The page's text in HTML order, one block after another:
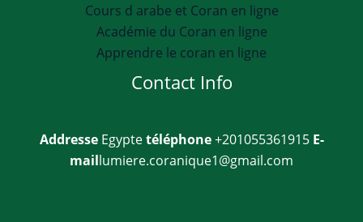
Cours d arabe et Coran en ligne
Académie du Coran en ligne
Apprendre le coran en ligne
Contact Info
AddresseEgyptetéléphone+201055361915 E-
maillumiere.coranique1@gmail.com